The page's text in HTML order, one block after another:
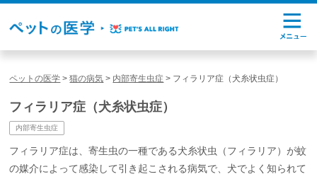
ペットの医学 >猫の病気 > 内部寄生虫症 > フィラリア症（犬糸状虫症）
フィラリア症（犬糸状虫症）
内部寄生虫症
フィラリア症は、寄生虫の一種である犬糸状虫（フィラリア）が蚊
の媒介によって感染して引き起こされる病気で、犬でよく知られて